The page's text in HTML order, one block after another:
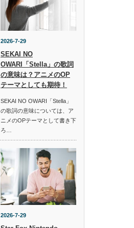
2026-7-29
SEKAI NO
OWARI「Stella」の歌詞
の意味は？アニメのOP
テーマとしても期待！
SEKAI NO OWARI「Stella」
の歌詞の意味については、ア
ニメのOPテーマとして書き下
ろ…
2026-7-29